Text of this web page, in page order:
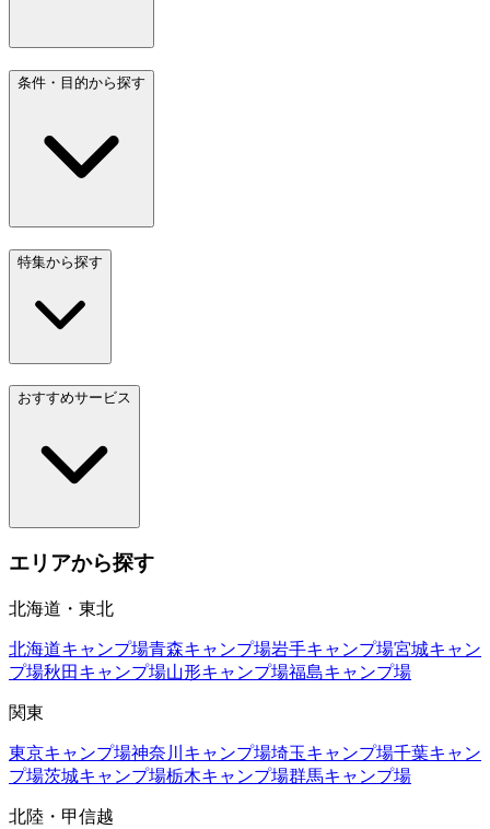
条件・目的から探す
特集から探す
おすすめサービス
エリアから探す
北海道・東北
北海道キャンプ場青森キャンプ場岩手キャンプ場宮城キャン
プ場秋田 キャンプ場山形キャンプ場福島キャンプ場
関東
東京キャンプ場神奈川 キャンプ場埼玉キャンプ場千葉キャン
プ場茨城キャンプ場栃木キャンプ場群馬キャンプ場
北陸・甲信越